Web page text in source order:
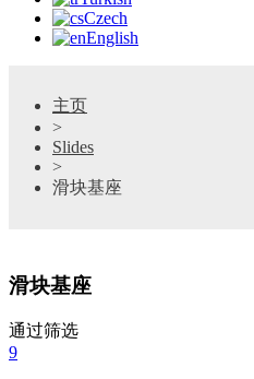
Czech
English
主页
>
Slides
>
滑块基座
滑块基座
通过筛选
9